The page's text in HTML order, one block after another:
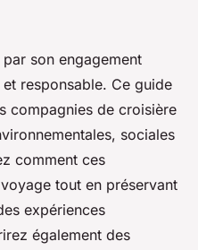
sur
lecture
son engagement
responsable. Ce guide
compagnies de croisière
sociales
comment ces
tout en préservant
expériences
également des